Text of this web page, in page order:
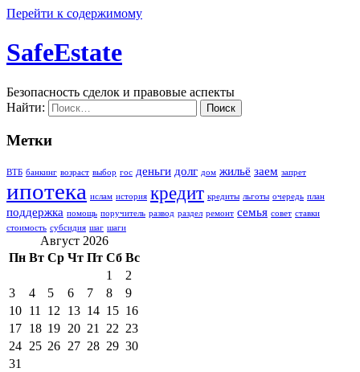
Перейти к содержимому
SafeEstate
Безопасность сделок и правовые аспекты
Найти:
Метки
ВТБ банкинг возраст выбор гос деньги долг дом жильё заем запрет
ипотека ислам история кредит кредиты льготы очередь план
поддержка помощь поручитель развод раздел ремонт семья совет ставки
стоимость субсидия шаг шаги
Август 2026
Пн Вт Ср Чт Пт Сб Вс
1
2
3
4 5 6 7 8
9
10 11 12 13 14 15 16
17 18 19 20 21 22 23
24 25 26 27 28 29 30
31